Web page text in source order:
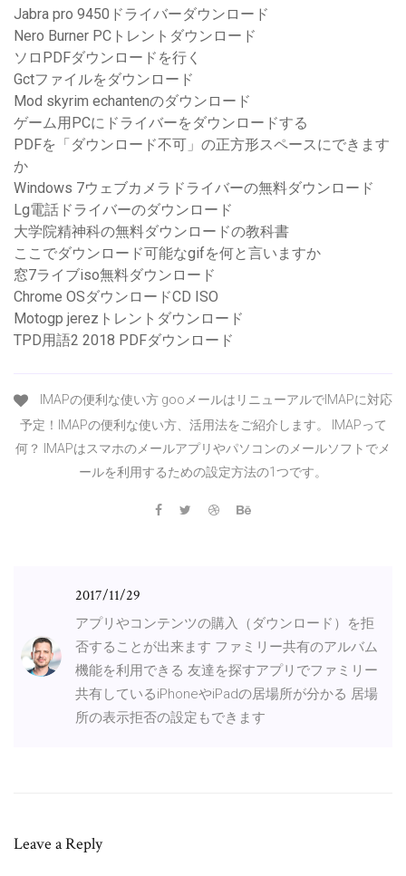
Jabra pro 9450ドライバーダウンロード
Nero Burner PCトレントダウンロード
ソロPDFダウンロードを行く
Gctファイルをダウンロード
Mod skyrim echantenのダウンロード
ゲーム用PCにドライバーをダウンロードする
PDFを「ダウンロード不可」の正方形スペースにできます
か
Windows 7ウェブカメラドライバーの無料ダウンロード
Lg電話ドライバーのダウンロード
大学院精神科の無料ダウンロードの教科書
ここでダウンロード可能なgifを何と言いますか
窓7ライブiso無料ダウンロード
Chrome OSダウンロードCD ISO
Motogp jerezトレントダウンロード
TPD用語2 2018 PDFダウンロード
IMAPの便利な使い方 gooメールはリニューアルでIMAPに対応
予定！IMAPの便利な使い方、活用法をご紹介します。 IMAPって
何？ IMAPはスマホのメールアプリやパソコンのメールソフトでメ
ールを利用するための設定方法の1つです。
2017/11/29
アプリやコンテンツの購入（ダウンロード）を拒
否することが出来ます ファミリー共有のアルバム
機能を利用できる 友達を探すアプリでファミリー
共有しているiPhoneやiPadの居場所が分かる 居場
所の表示拒否の設定もできます
Leave a Reply